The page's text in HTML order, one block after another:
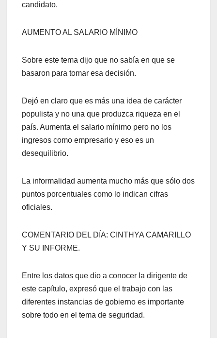
candidato.
AUMENTO AL SALARIO MÍNIMO
Sobre este tema dijo que no sabía en que se
basaron para tomar esa decisión.
Dejó en claro que es más una idea de carácter
populista y no una que produzca riqueza en el
país. Aumenta el salario mínimo pero no los
ingresos como empresario y eso es un
desequilibrio.
La informalidad aumenta mucho más que sólo dos
puntos porcentuales como lo indican cifras
oficiales.
COMENTARIO DEL DÍA: CINTHYA CAMARILLO
Y SU INFORME.
Entre los datos que dio a conocer la dirigente de
este capítulo, expresó que el trabajo con las
diferentes instancias de gobierno es importante
sobre todo en el tema de seguridad.